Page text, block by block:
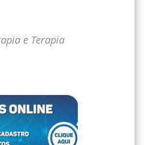
e Terapia